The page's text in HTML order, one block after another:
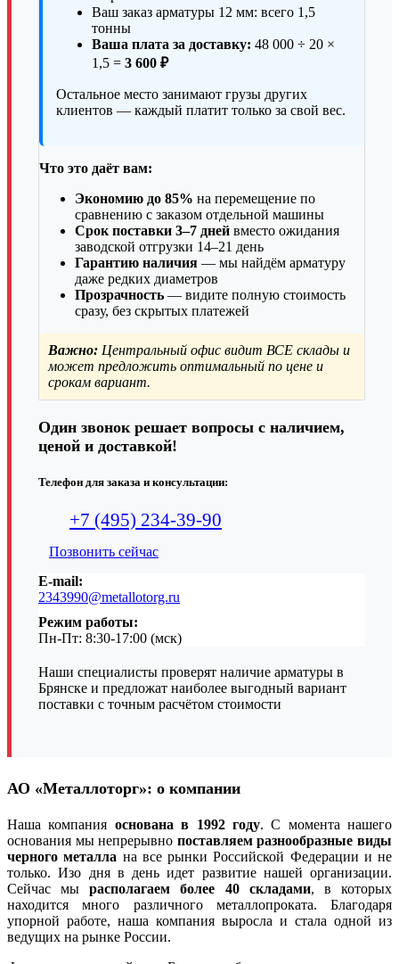
Ваш заказ арматуры 12 мм: всего 1,5
тонны
Ваша плата за доставку: 48 000 ÷ 20 ×
1,5 = 3 600 ₽
Остальное место занимают грузы других
клиентов — каждый платит только за свой вес.
Что это даёт вам:
Экономию до 85% на перемещение по
сравнению с заказом отдельной машины
Срок поставки 3–7 дней вместо ожидания
заводской отгрузки 14–21 день
Гарантию наличия — мы найдём арматуру
даже редких диаметров
Прозрачность — видите полную стоимость
сразу, без скрытых платежей
Важно: Центральный офис видит ВСЕ склады и
может предложить оптимальный по цене и
срокам вариант.
Один звонок решает вопросы с наличием,
ценой и доставкой!
Телефон для заказа и консультации:
+7 (495) 234-39-90
Позвонить сейчас
E-mail:
2343990@metallotorg.ru
Режим работы:
Пн-Пт: 8:30-17:00 (мск)
Наши специалисты проверят наличие арматуры в
Брянске и предложат наиболее выгодный вариант
поставки с точным расчётом стоимости
АО «Металлоторг»: о компании
Наша компания основана в 1992 году. С момента нашего
основания мы непрерывно поставляем разнообразные виды
черного металла на все рынки Российской Федерации и не
только. Изо дня в день идет развитие нашей организации.
Сейчас мырасполагаем более 40 складами, в которых
находится много различного металлопроката. Благодаря
упорной работе, наша компания выросла и стала одной из
ведущих на рынке России.